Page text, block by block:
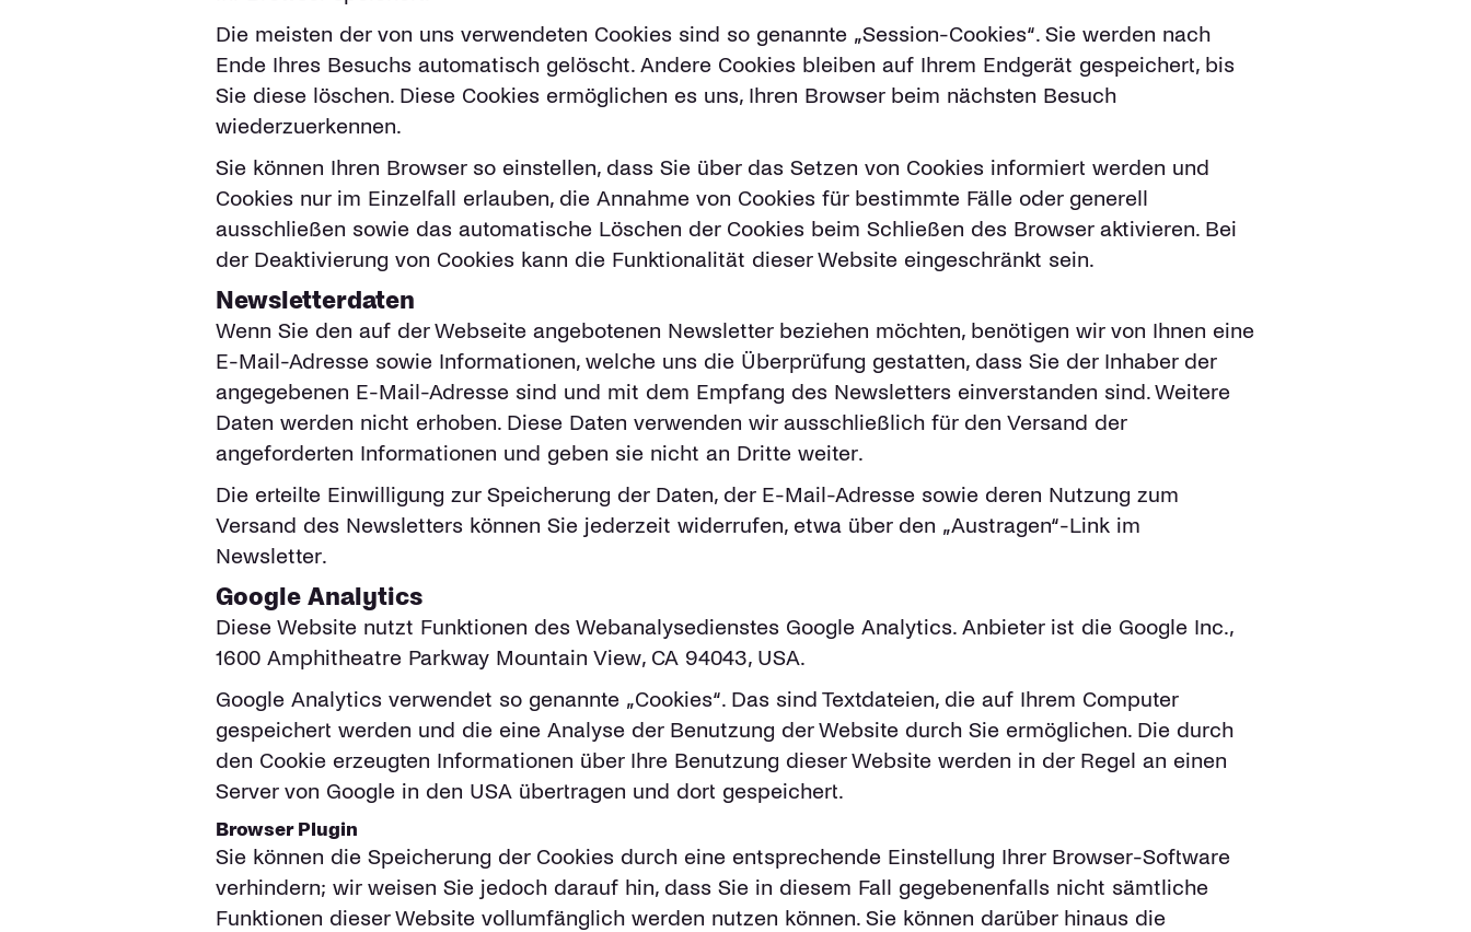
Die meisten der von uns verwendeten Cookies sind so genannte „Session-Cookies“. Sie werden nach
Ende Ihres Besuchs automatisch gelöscht. Andere Cookies bleiben auf Ihrem Endgerät gespeichert, bis
Sie diese löschen. Diese Cookies ermöglichen es uns, Ihren Browser beim nächsten Besuch
wiederzuerkennen.
Sie können Ihren Browser so einstellen, dass Sie über das Setzen von Cookies informiert werden und
Cookies nur im Einzelfall erlauben, die Annahme von Cookies für bestimmte Fälle oder generell
ausschließen sowie das automatische Löschen der Cookies beim Schließen des Browser aktivieren. Bei
der Deaktivierung von Cookies kann die Funktionalität dieser Website eingeschränkt sein.
Newsletterdaten
Wenn Sie den auf der Webseite angebotenen Newsletter beziehen möchten, benötigen wir von Ihnen eine
E-Mail-Adresse sowie Informationen, welche uns die Überprüfung gestatten, dass Sie der Inhaber der
angegebenen E-Mail-Adresse sind und mit dem Empfang des Newsletters einverstanden sind. Weitere
Daten werden nicht erhoben. Diese Daten verwenden wir ausschließlich für den Versand der
angeforderten Informationen und geben sie nicht an Dritte weiter.
Die erteilte Einwilligung zur Speicherung der Daten, der E-Mail-Adresse sowie deren Nutzung zum
Versand des Newsletters können Sie jederzeit widerrufen, etwa über den „Austragen“-Link im
Newsletter.
Google Analytics
Diese Website nutzt Funktionen des Webanalysedienstes Google Analytics. Anbieter ist die Google Inc.,
1600 Amphitheatre Parkway Mountain View, CA 94043, USA.
Google Analytics verwendet so genannte „Cookies“. Das sind Textdateien, die auf Ihrem Computer
gespeichert werden und die eine Analyse der Benutzung der Website durch Sie ermöglichen. Die durch
den Cookie erzeugten Informationen über Ihre Benutzung dieser Website werden in der Regel an einen
Server von Google in den USA übertragen und dort gespeichert.
Browser Plugin
Sie können die Speicherung der Cookies durch eine entsprechende Einstellung Ihrer Browser-Software
verhindern; wir weisen Sie jedoch darauf hin, dass Sie in diesem Fall gegebenenfalls nicht sämtliche
Funktionen dieser Website vollumfänglich werden nutzen können. Sie können darüber hinaus die